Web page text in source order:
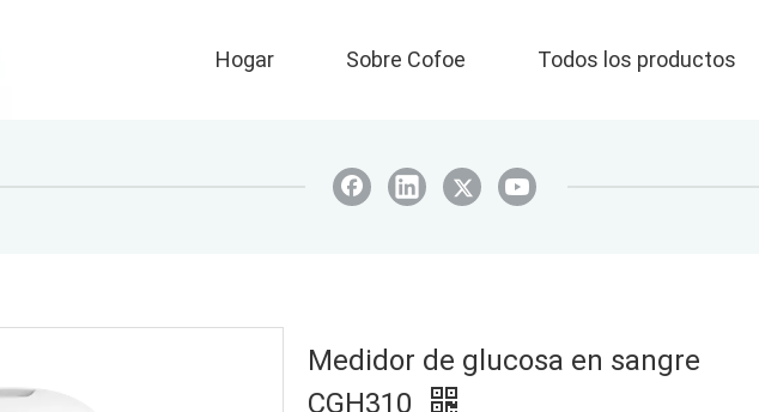
Hogar Sobre Cofoe Todos los productos
Medidor de glucosa en sangre
CGH310